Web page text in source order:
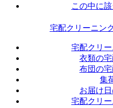
この中に
宅配クリーニン
宅配クリ
衣類の
布団の
集
お届け
宅配クリ